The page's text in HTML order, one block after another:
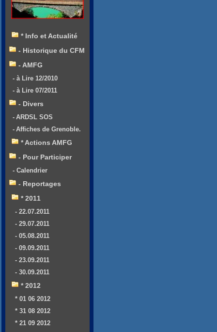
* Info et Actualité
- Historique du CFM
- AMFG
- à Lire 12/2010
- à Lire 07/2011
- Divers
- ARDSL SOS
- Affiches de Grenoble.
* Actions AMFG
- Pour Participer
- Calendrier
- Reportages
* 2011
- 22.07.2011
- 29.07.2011
- 05.08.2011
- 09.09.2011
- 23.09.2011
- 30.09.2011
* 2012
* 01 06 2012
* 31 08 2012
* 21 09 2012